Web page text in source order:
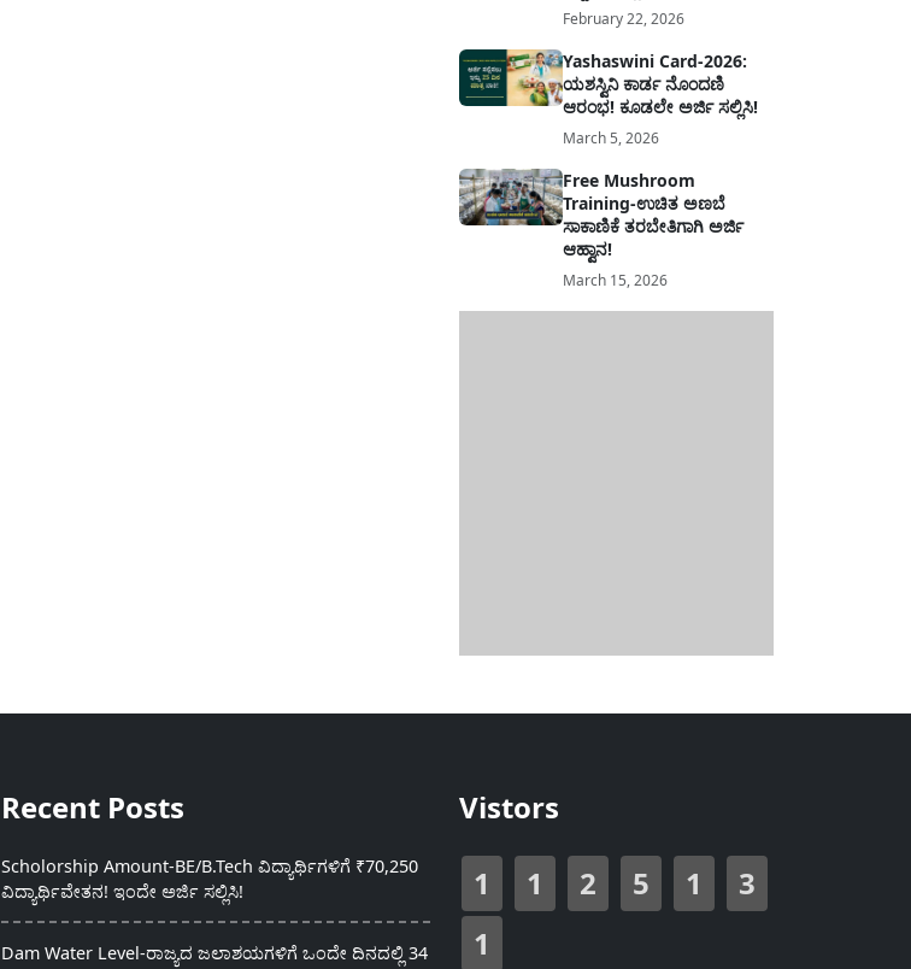
February 22, 2026
Yashaswini Card-2026:
ಯಶಸ್ವಿನಿ ಕಾರ್ಡ ನೊಂದಣಿ
ಆರಂಭ! ಕೂಡಲೇ ಅರ್ಜಿ ಸಲ್ಲಿಸಿ!
March 5, 2026
Free Mushroom
Training-ಉಚಿತ ಅಣಬೆ
ಸಾಕಾಣಿಕೆ ತರಬೇತಿಗಾಗಿ ಅರ್ಜಿ
ಆಹ್ವಾನ!
March 15, 2026
Recent Posts
Scholorship Amount-BE/B.Tech ವಿದ್ಯಾರ್ಥಿಗಳಿಗೆ ₹70,250
ವಿದ್ಯಾರ್ಥಿವೇತನ! ಇಂದೇ ಅರ್ಜಿ ಸಲ್ಲಿಸಿ!
Dam Water Level-ರಾಜ್ಯದ ಜಲಾಶಯಗಳಿಗೆ ಒಂದೇ ದಿನದಲ್ಲಿ 34
Vistors
1
1 2 5 1
3
1